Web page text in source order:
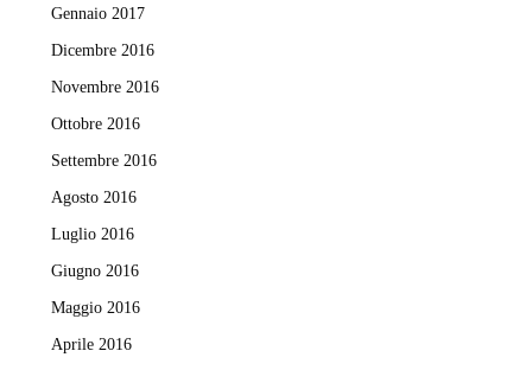
Gennaio 2017
Dicembre 2016
Novembre 2016
Ottobre 2016
Settembre 2016
Agosto 2016
Luglio 2016
Giugno 2016
Maggio 2016
Aprile 2016